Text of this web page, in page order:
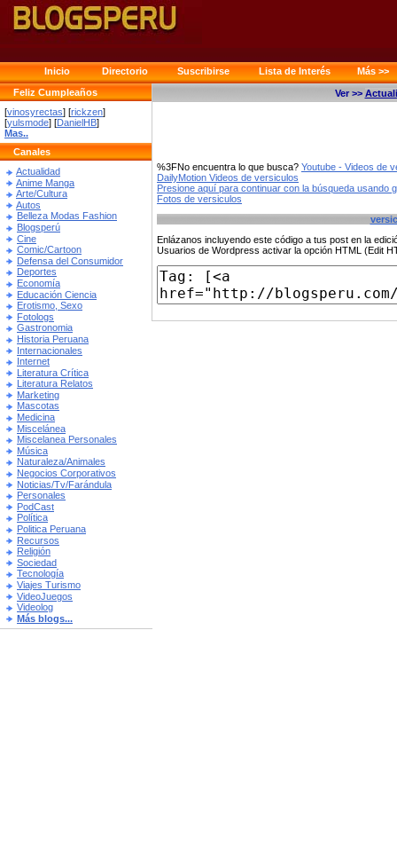
Inicio Directorio Suscribirse Lista de Interés
Más >>
Feliz Cumpleaños
[vinosyrectas] [rickzen]
[yulsmode] [DanielHB]
Mas..
Canales
Actualidad
Anime Manga
Arte/Cultura
Autos
Belleza Modas Fashion
Blogsperú
Cine
Comic/Cartoon
Defensa del Consumidor
Deportes
Economía
Educación Ciencia
Erotismo, Sexo
Fotologs
Gastronomia
Historia Peruana
Internacionales
Internet
Literatura Crítica
Literatura Relatos
Marketing
Mascotas
Medicina
Miscelánea
Miscelanea Personales
Música
Naturaleza/Animales
Negocios Corporativos
Noticias/Tv/Farándula
Personales
PodCast
Política
Politica Peruana
Recursos
Religión
Sociedad
Tecnología
Viajes Turismo
VideoJuegos
Videolog
Más blogs...
Ver >>
%3FNo encuentra lo que busca? Youtube - Videos de
DailyMotion Videos de versiculos
Presione aquí para continuar con la búsqueda usando
Fotos de versiculos
Enlázanos incluyendo este código a tus post en la
Usuarios de Wordpress activar la opción HTML (Edit